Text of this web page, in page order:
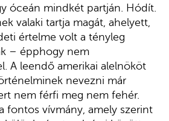
óceán mindkét partján. Hódít.
valaki tartja magát, ahelyett,
értelme volt a tényleg
– épphogy nem
A leendő amerikai alelnököt
nevezni már
nem férfi meg nem fehér.
fontos vívmány, amely szerint